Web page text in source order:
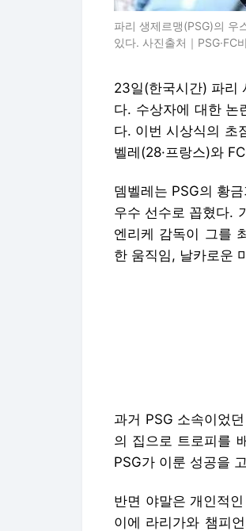
파리 생제르맹(PSG)의 우
있다. 사진출처｜PSG·FC
23일(한국시간) 파리
다. 수상자에 대한 논
다. 이번 시상식의 초
벨레(28·프랑스)와
뎀벨레는 PSG의 황
우수 선수로 꼽혔다.
엔리케 감독이 그를
한 움직임, 날카로운
과거 PSG 소속이었
의 집으로 트로피를
PSG가 이룬 성공을
반면 야말은 개인적
이에 라리가와 챔피